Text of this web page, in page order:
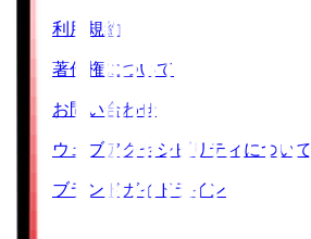
利用規約
著作権について
お問い合わせ
ウェブアクセシビリティについて
ブランドガイドライン